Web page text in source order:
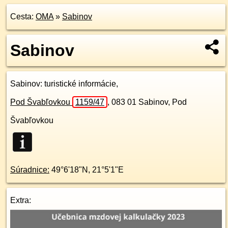
Cesta: OMA» Sabinov
Sabinov
Sabinov: turistické informácie,
Pod Švabľovkou 1159/47 , 083 01 Sabinov, Pod
Švabľovkou
Súradnice: 49°6'18"N , 21°5'1"E
Extra: